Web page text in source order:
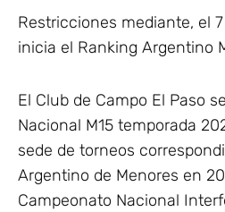
Restricciones mediante, el
inicia el Ranking Argentino
El Club de Campo El Paso
Nacional M15 temporada
sede de torneos
Argentino de Menores en
Campeonato Nacional